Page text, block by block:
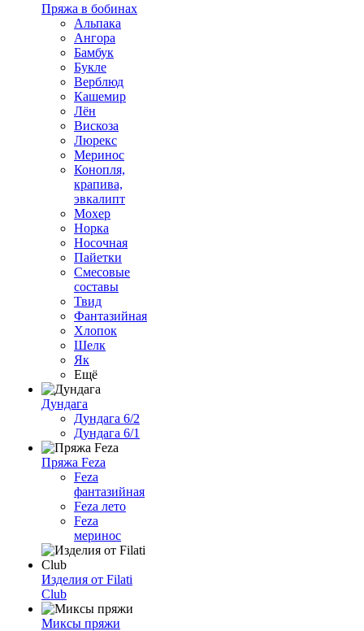
Пряжа в бобинах
Альпака
Ангора
Бамбук
Букле
Верблюд
Кашемир
Лён
Вискоза
Люрекс
Меринос
Конопля,
крапива,
эвкалипт
Мохер
Норка
Носочная
Пайетки
Смесовые
составы
Твид
Фантазийная
Хлопок
Шелк
Як
Ещё
Дундага
Дундага 6/2
Дундага 6/1
Пряжа Feza
Feza
фантазийная
Feza лето
Feza
меринос
Изделия от Filati
Club
Миксы пряжи